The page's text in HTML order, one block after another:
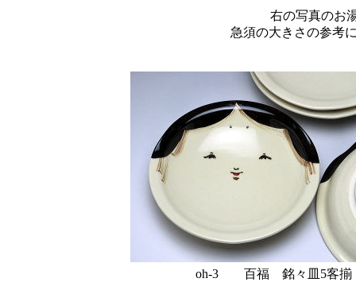
右の写真のお
急須の大きさの参考
oh-3 百福 銘々皿5